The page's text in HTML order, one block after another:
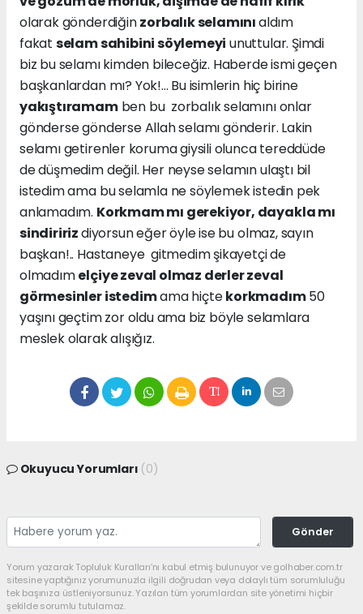
olarak gönderdiğinzorbalık selamınıaldım
fakat selam sahibini söylemeyi unuttular. Şimdi
biz bu selamı kimden bileceğiz. Haberde ismi geçen
başkanlardan mı? Yok!... Bu isimlerin hiç birine
yakıştıramamben bu zorbalık selamını onlar
gönderse gönderse Allah selamı gönderir. Lakin
selamı getirenler koruma giysili olunca tereddüde
de düşmedim değil. Her neyse selamın ulaştı bil
istedim ama bu selamla ne söylemek istedin pek
anlamadım. Korkmam mı gerekiyor, dayakla mı
sindiririzdiyorsun eğer öyle ise bu olmaz, sayın
başkan!.. Hastaneye gitmedim şikayetçi de
olmadımelçiye zeval olmaz derler zeval
görmesinler istedimama hiçtekorkmadım50
yaşını geçtim zor oldu ama biz böyle selamlara
meslek olarak alışığız.
Okuyucu Yorumları (0)
Gönder
Yorum yazarak Topluluk Kuralları’nı kabul etmiş bulunuyor ve golhaber.com.tr
sitesine yaptığınız yorumunuzla ilgili doğrudan veya dolaylı tüm sorumluluğu
tek başınıza üstleniyorsunuz. Yazılan tüm yorumlardan site yönetimi hiçbir
şekilde sorumlu tutulamaz.